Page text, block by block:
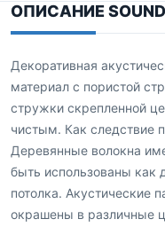
ОПИСАНИЕ
Декоративная
материал с пористой
стружки скрепленной
чистым. Как следствие
Деревянные волокна
быть использованы как
потолка. Акустические
окрашены в различные